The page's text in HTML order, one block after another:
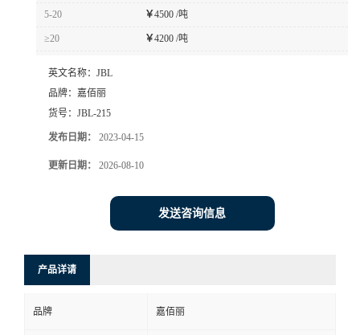
5-20 ￥4500 /吨
≥20 ￥4200 /吨
英文名称： JBL
品牌： 嘉佰丽
货号： JBL-215
发布日期： 2023-04-15
更新日期： 2026-08-10
发送咨询信息
产品详请
品牌 嘉佰丽